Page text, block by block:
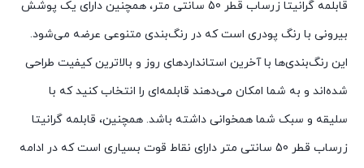
قابلمه گرانیتا زرساب قطر 50 سانتی متر، همچنین دارای یک پوشش
بیرونی با رنگ پودری است که در رنگ‌بندی متنوعی عرضه می‌شود.
این رنگ‌بندی‌ها با آخرین استاندارد‌های روز و بالاترین کیفیت طراحی
شده‌اند و به شما امکان می‌دهند قابلمه‌ای را انتخاب کنید که با
سلیقه و سبک شما همخوانی داشته باشد. همچنین، قابلمه گرانیتا
زرساب قطر 50 سانتی متر دارای نقاط قوت بسیاری است که در ادامه